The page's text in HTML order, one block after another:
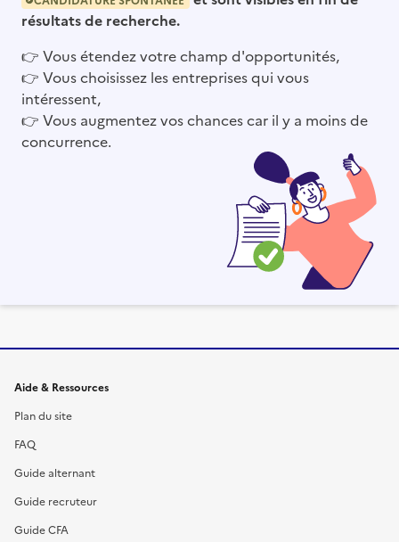
résultats de recherche.
👉 Vous étendez votre champ d'opportunités,
👉 Vous choisissez les entreprises qui vous
intéressent,
👉 Vous augmentez vos chances car il y a moins de
concurrence.
Informations et liens du site
Aide & Ressources
Plan du site
FAQ
Guide alternant
Guide recruteur
Guide CFA